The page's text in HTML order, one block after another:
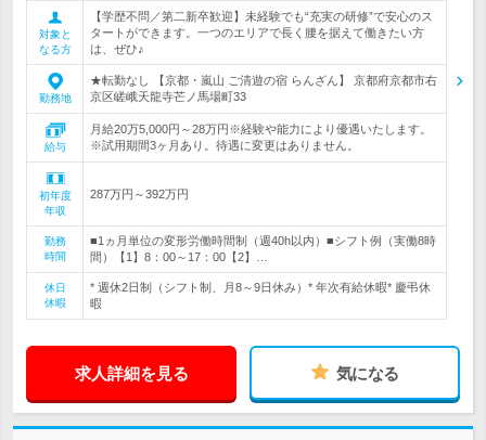
対象と
なる方
【学歴不問／第二新卒歓迎】未経験でも“充実の研修”で安心のス
タートができます。一つのエリアで長く腰を据えて働きたい方
は、ぜひ♪
勤務地
★転勤なし 【京都・嵐山 ご清遊の宿 らんざん】 京都府京都市右
京区嵯峨天龍寺芒ノ馬場町33
給与
月給20万5,000円～28万円※経験や能力により優遇いたします。
※試用期間3ヶ月あり。待遇に変更はありません。
初年度
年収
287万円～392万円
勤務
時間
■1ヵ月単位の変形労働時間制（週40h以内）■シフト例（実働8時
間）【1】8：00～17：00【2】…
休日
休暇
* 週休2日制（シフト制、月8～9日休み）* 年次有給休暇* 慶弔休
暇
求人詳細を見る 気になる